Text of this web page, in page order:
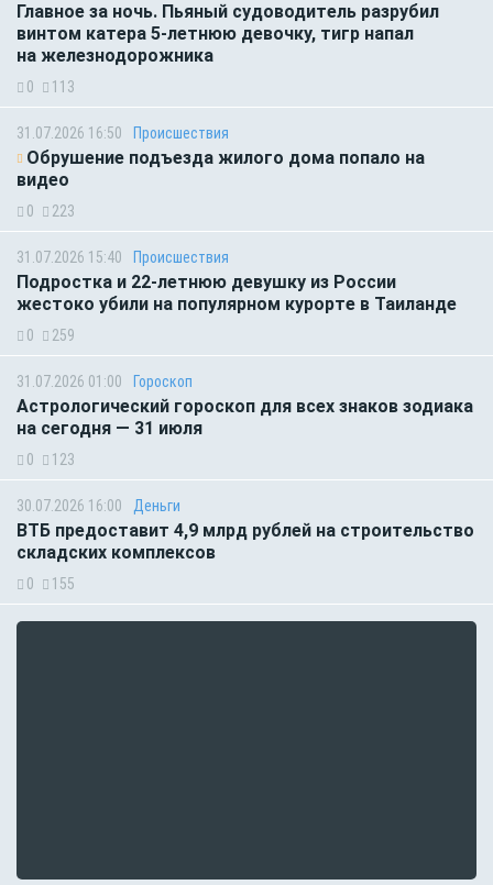
Главное за ночь. Пьяный судоводитель разрубил
винтом катера 5-летнюю девочку, тигр напал
на железнодорожника
0 113
31.07.2026 16:50 Происшествия
Обрушение подъезда жилого дома попало на
видео
0 223
31.07.2026 15:40 Происшествия
Подростка и 22-летнюю девушку из России
жестоко убили на популярном курорте в Таиланде
0 259
31.07.2026 01:00 Гороскоп
Астрологический гороскоп для всех знаков зодиака
на сегодня — 31 июля
0 123
30.07.2026 16:00 Деньги
ВТБ предоставит 4,9 млрд рублей на строительство
складских комплексов
0 155